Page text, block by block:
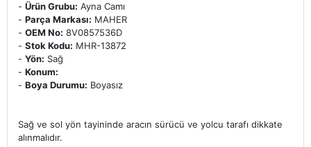
- Ürün Grubu: Ayna Camı
- Parça Markası: MAHER
- OEM No: 8V0857536D
- Stok Kodu: MHR-13872
- Yön: Sağ
- Konum:
- Boya Durumu: Boyasız
Sağ ve sol yön tayininde aracın sürücü ve yolcu tarafı dikkate
alınmalıdır.